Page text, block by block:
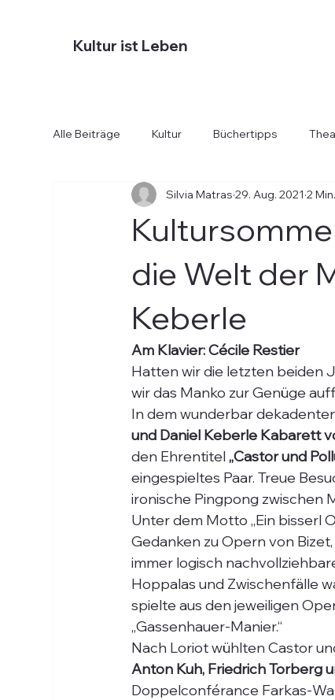
Kultur ist Leben
Alle Beiträge Kultur Büchertipps
Diverses Essen und Trinken Hotels
die Welt der
Keberle
Silvia Matras 29. Aug. 2021 2
Am Klavier: Cécile Restier
Hatten wir die letzten beiden
wir das Manko zur Genüge
In dem wunderbar
und Daniel Keberle Kabarett
den Ehrentitel „Castor und
eingespieltes Paar. Treue
ironische Pingpong zwischen
Unter dem Motto „Ein bisserl
Gedanken zu Opern von
immer logisch
Hoppalas und Zwischenfälle
spielte aus den jeweiligen
„Gassenhauer-Manier.“
Nach Loriot wühlten Castor
Anton Kuh, Friedrich Torberg
Doppelconférance Farkas-